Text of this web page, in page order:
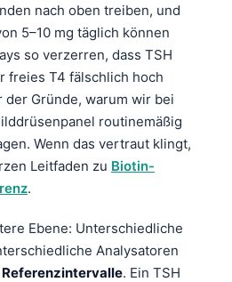
nach oben treiben, und
5–10 mg täglich können
so verzerren, dass TSH
freies T4 fälschlich hoch
der Gründe, warum wir bei
routinemäßig
Wenn das vertraut klingt,
Leitfaden zu Biotin-
.
Ebene: Unterschiedliche
Analysatoren
Referenzintervalle. Ein TSH